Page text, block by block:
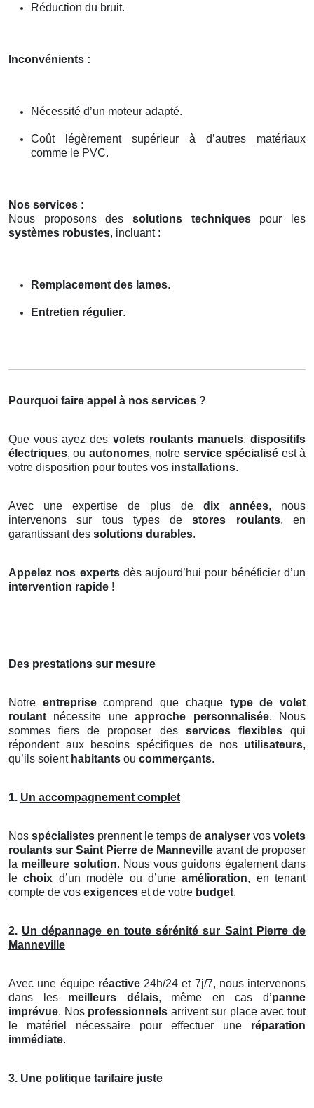
Réduction du bruit.
Inconvénients :
Nécessité d’un moteur adapté.
Coût légèrement supérieur à d’autres matériaux
comme le PVC.
Nos services :
Nous proposons des solutions techniquespour les
systèmes robustes, incluant :
Remplacement des lames.
Entretien régulier.
Pourquoi faire appel à nos services ?
Que vous ayez des volets roulants manuels,dispositifs
électriques, ou autonomes, notre service spécialisé est à
votre disposition pour toutes vos installations.
Avec une expertise de plus de dix années, nous
intervenons sur tous types destores roulants, en
garantissant des solutions durables.
Appelez nos expertsdès aujourd’hui pour bénéficier d’un
intervention rapide !
Des prestations sur mesure
Notre entreprisecomprend que chaque type de volet
roulant nécessite uneapproche personnalisée. Nous
sommes fiers de proposer des services flexiblesqui
répondent aux besoins spécifiques de nos utilisateurs,
qu’ils soient habitants ou commerçants.
1. Un accompagnement complet
Nos spécialistes prennent le temps de analyser vos volets
roulants sur Saint Pierre de Manneville avant de proposer
la meilleure solution. Nous vous guidons également dans
lechoix d’un modèle ou d’uneamélioration, en tenant
compte de vos exigences et de votre budget.
2. Un dépannage en toute sérénité sur Saint Pierre de
Manneville
Avec une équipe réactive24h/24 et 7j/7, nous intervenons
dans les meilleurs délais, même en cas d’panne
imprévue. Nos professionnels arrivent sur place avec tout
le matériel nécessaire pour effectuer une réparation
immédiate.
3. Une politique tarifaire juste